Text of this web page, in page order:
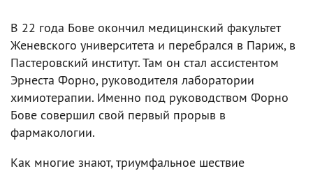
В 22 года Бове окончил медицинский факультет
Женевского университета и перебрался в Париж, в
Пастеровский институт. Там он стал ассистентом
Эрнеста Форно, руководителя лаборатории
химиотерапии. Именно под руководством Форно
Бове совершил свой первый прорыв в
фармакологии.
Как многие знают, триумфальное шествие